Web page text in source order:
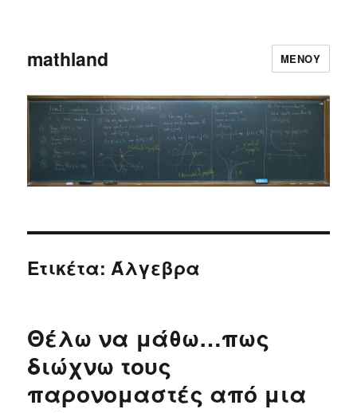
mathland ΜΕΝΟΎ
Ετικέτα: Άλγεβρα
Θέλω να μάθω…πως
διώχνω τους
παρονομαστές από μια